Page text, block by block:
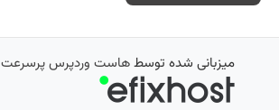
میزبانی شده توسطهاست وردپرس پرسرعت